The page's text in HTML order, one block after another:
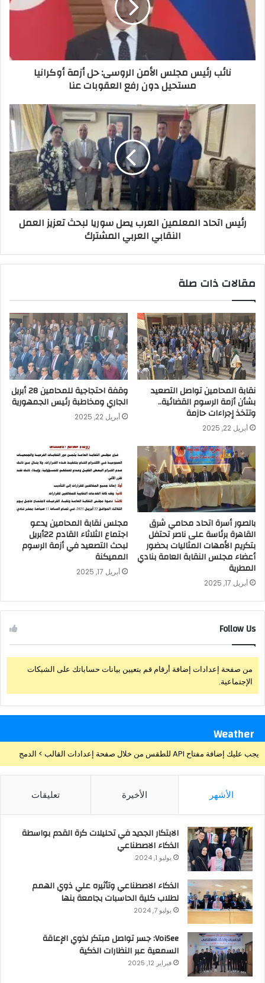
نائب رئيس مجلس الأمن الروسى: حل أزمة أوكرانيا
مستحيل دون رفع العقوبات عنا
رئيس اتحاد المعلمين العرب يصل سوريا لبحث تعزيز العمل
النقابي العربي المشترك
مقالات ذات صلة
نقابة المحامين تواصل التصعيد
بشأن أزمة الرسوم القضائية..
وتتخذ إجراءات حازمة
أبريل 22, 2025
وقفة احتجاجية للمحامين 28 أبريل
الجاري ومخاطبة رئيس الجمهورية
أبريل 22, 2025
بالصور أسرة اتحاد محامي شرق
القاهرة برئاسة على ناصر تحتفل
بتكريم الأمهات المثاليات بحضور
أعضاء مجلس النقابة العامة بنادي
المطرية
أبريل 17, 2025
مجلس نقابة المحامين يدعو
اجتماع الثلاثاء القادم 22أبريل
لبحث التصعيد في أزمة الرسوم
المميكنة
أبريل 17, 2025
Follow Us
من صفحة إعدادات إضافة أرقام قم بتعيين بيانات حساباتك على الشبكات
الإجتماعية.
Weather
يجب عليك إضافة مفتاح API للطقس من خلال صفحة إعدادات القالب > الدمج
الأشهر الأخيرة تعليقات
الابتكار الجديد في تحليلات كرة القدم بواسطة
الذكاء الاصطناعي
يوليو 1, 2024
الذكاء الاصطناعي وتأثيره علي ذوي الهمم
لطلاب كلية الحاسبات بجامعة بنها
يوليو 7, 2024
VoiSee: جسر تواصل مبتكر لذوي الإعاقة
السمعية عبر النظارات الذكية
فبراير 12, 2025